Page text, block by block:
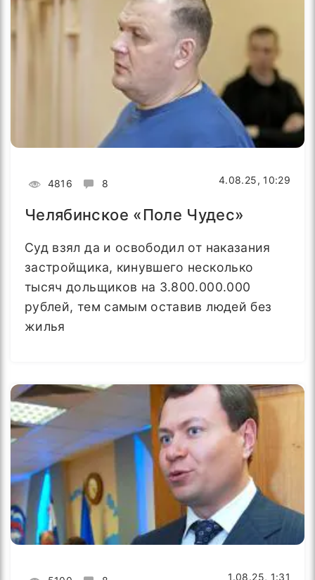
4816 8 4.08.25, 10:29
Челябинское «Поле Чудес»
Суд взял да и освободил от наказания
застройщика, кинувшего несколько
тысяч дольщиков на 3.800.000.000
рублей, тем самым оставив людей без
жилья
1.08.25, 1:31